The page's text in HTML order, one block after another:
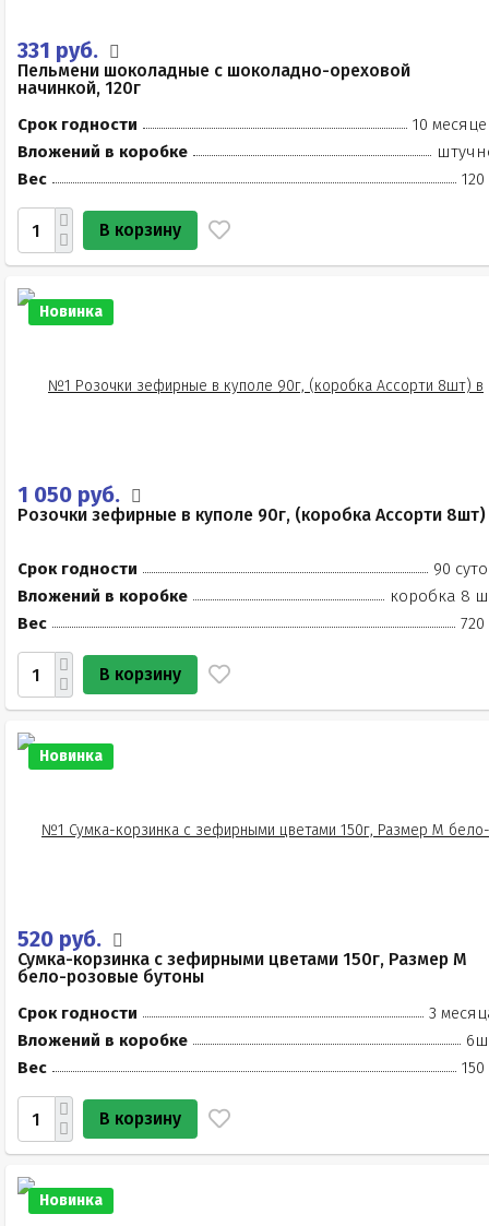
331 руб.
Пельмени шоколадные с шоколадно-ореховой
начинкой, 120г
Срок годности
10
Вложений в коробке
Вес
120
В корзину
Новинка
1 050 руб.
Розочки зефирные в куполе 90г, (коробка Ассорти 8шт)
Срок годности
90
Вложений в коробке
коробка 8
Вес
720
В корзину
Новинка
520 руб.
Сумка-корзинка с зефирными цветами 150г, Размер М
бело-розовые бутоны
Срок годности
3
Вложений в коробке
Вес
150
В корзину
Новинка